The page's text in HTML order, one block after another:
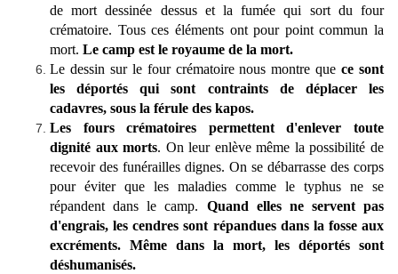
de mort dessinée dessus et la fumée qui sort du four
crématoire. Tous ces éléments ont pour point commun la
mort. Le camp est le royaume de la mort.
Le dessin sur le four crématoire nous montre quece sont
les déportés qui sont contraints de déplacer les
cadavres, sous la férule des kapos.
Les fours crématoires permettent d'enlever toute
dignité aux morts. On leur enlève même la possibilité de
recevoir des funérailles dignes. On se débarrasse des corps
pour éviter que les maladies comme le typhus ne se
répandent dans le camp. Quand elles ne servent pas
d'engrais, les cendres sont répandues dans la fosse aux
excréments. Même dans la mort, les déportés sont
déshumanisés.